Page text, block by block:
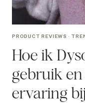
PRODUCT REVIEWS ·
Hoe ik
gebruik
ervaring